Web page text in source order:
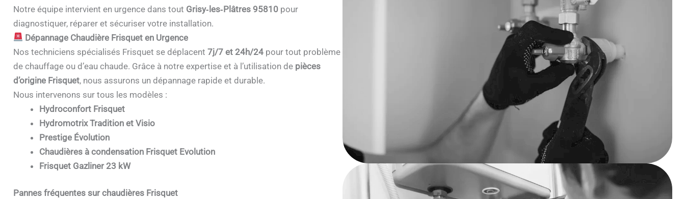
Notre équipe intervient en urgence dans tout Grisy‑les‑Plâtres 95810pour
diagnostiquer, réparer et sécuriser votre installation.
Dépannage Chaudière Frisquet en Urgence
Nos techniciens spécialisés Frisquet se déplacent 7j/7 et 24h/24pour tout problème
de chauffage ou d’eau chaude. Grâce à notre expertise et à l’utilisation de pièces
d’origine Frisquet, nous assurons un dépannage rapide et durable.
Nous intervenons sur tous les modèles :
Hydroconfort Frisquet
Hydromotrix Tradition et Visio
Prestige Évolution
Chaudières à condensation Frisquet Evolution
Frisquet Gazliner 23 kW
Pannes fréquentes sur chaudières Frisquet